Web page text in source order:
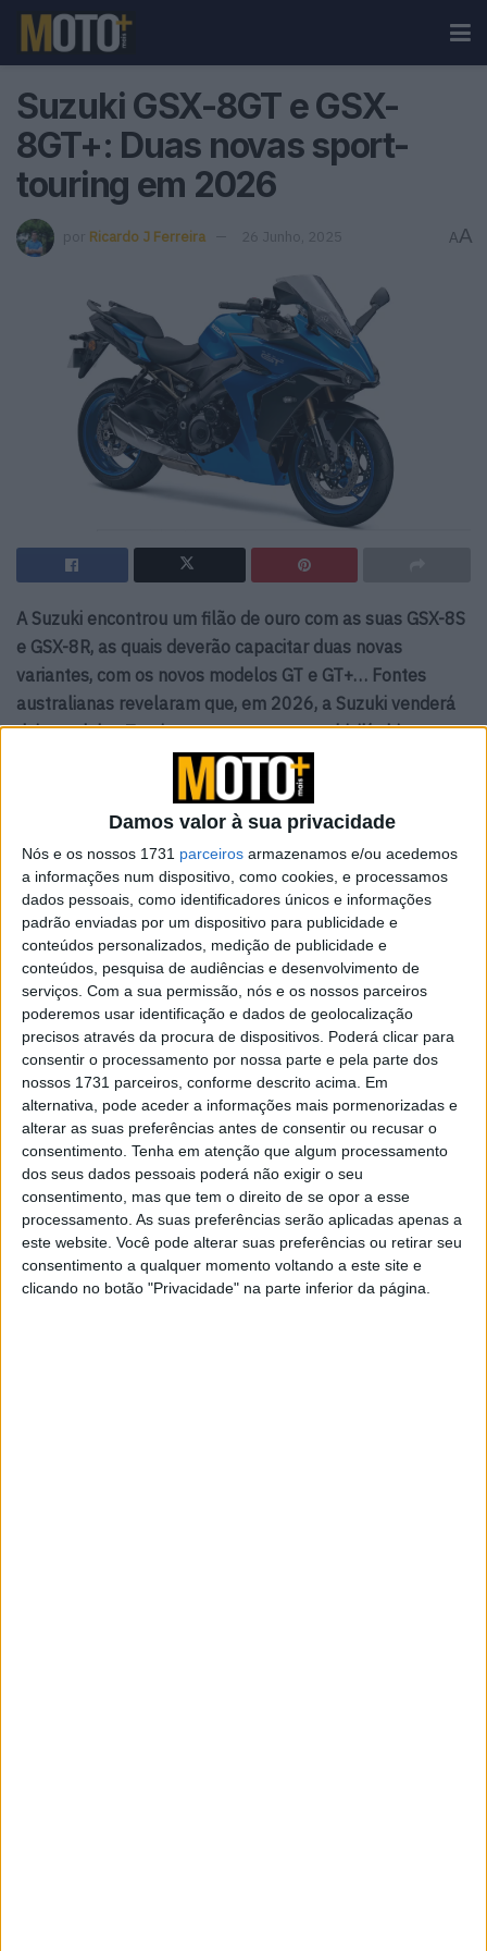
Damos valor à sua privacidade
Nós e os nossos 1731 parceiros armazenamos e/ou acedemos
a informações num dispositivo, como cookies, e processamos
dados pessoais, como identificadores únicos e informações
padrão enviadas por um dispositivo para publicidade e
conteúdos personalizados, medição de publicidade e
conteúdos, pesquisa de audiências e desenvolvimento de
serviços. Com a sua permissão, nós e os nossos parceiros
poderemos usar identificação e dados de geolocalização
precisos através da procura de dispositivos. Poderá clicar para
consentir o processamento por nossa parte e pela parte dos
nossos 1731 parceiros, conforme descrito acima. Em
alternativa, pode aceder a informações mais pormenorizadas e
alterar as suas preferências antes de consentir ou recusar o
consentimento. Tenha em atenção que algum processamento
dos seus dados pessoais poderá não exigir o seu
consentimento, mas que tem o direito de se opor a esse
processamento. As suas preferências serão aplicadas apenas a
este website. Você pode alterar suas preferências ou retirar seu
consentimento a qualquer momento voltando a este site e
clicando no botão "Privacidade" na parte inferior da página.
Suzuki GSX-8GT e GSX-
8GT+: Duas novas sport-
touring em 2026
por Ricardo J Ferreira 26 Junho, 2025 AA
A Suzuki encontrou um filão de ouro com as suas GSX-8S
e GSX-8R, as quais deverão capacitar duas novas
variantes, com os novos modelos GT e GT+… Fontes
australianas revelaram que, em 2026, a Suzuki venderá
dois modelos Touring com o novo motor bicilíndrico em
Desde que lançou o seu motor bicilíndrico em linha de
776 cc, que equipa a V-Strom 800 , a GSX-8S e a GSX-8R ,
a Suzuki não apresentou muitas novidades… até agora.
Porém, a marca japonesa homologou os documentos
correspondentes na Austrália para dois novos modelos,
conforme descobriram os nossos colegas da
cycleworld.com .
Atualmente, a Suzuki oferece duas motos de estrada: a
naked GSX-8S e a carenada GSX-8R , que usam o mesmo
motor e quadro e têm designações semelhantes:
GSX800RQ para a naked e GSX8000FRQ para o modelo
com carenagem. Mas, para 2026 , há duas novas
homologações: GSX800TRQ e GSX8000TTRQB.
Artigos relacionados
Indian Motorcycle encolhe gama Scout
5 AGOSTO, 2026